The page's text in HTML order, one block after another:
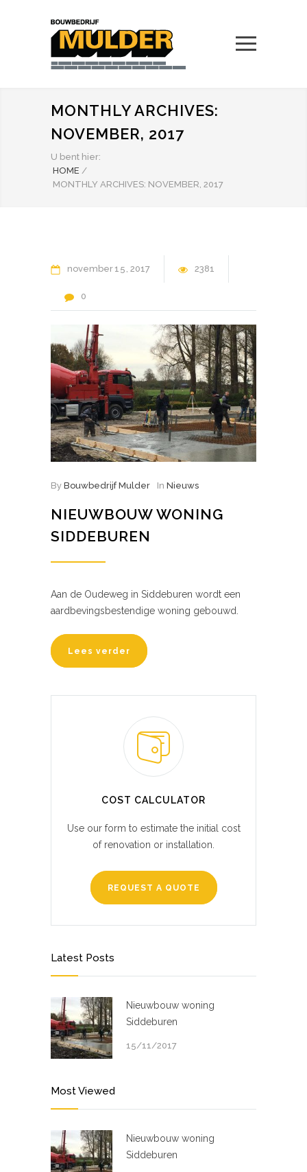
MONTHLY ARCHIVES:
NOVEMBER, 2017
U bent hier:
HOME /
MONTHLY ARCHIVES: NOVEMBER, 2017
november15 2017 2381
0
By Bouwbedrijf Mulder In Nieuws
NIEUWBOUW WONING
SIDDEBUREN
Aan de Oudeweg in Siddeburen wordt een
aardbevingsbestendige woning gebouwd.
Lees verder
COST CALCULATOR
Use our form to estimate the initial cost
of renovation or installation.
REQUEST A QUOTE
Latest Posts
Nieuwbouw woning
Siddeburen
15/11/2017
Most Viewed
Nieuwbouw woning
Siddeburen